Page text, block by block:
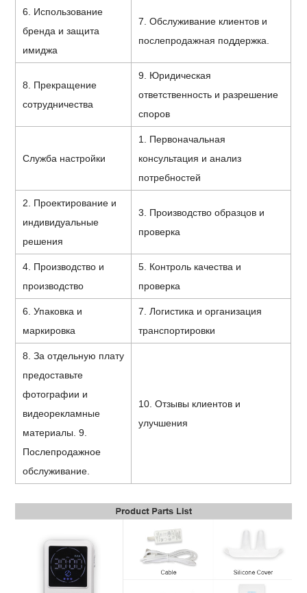
6. Использование
бренда и защита
имиджа
7. Обслуживание клиентов и
послепродажная поддержка.
8. Прекращение
сотрудничества
9. Юридическая
ответственность и разрешение
споров
Служба настройки
1. Первоначальная
консультация и анализ
потребностей
2. Проектирование и
индивидуальные
решения
3. Производство образцов и
проверка
4. Производство и
производство
5. Контроль качества и
проверка
6. Упаковка и
маркировка
7. Логистика и организация
транспортировки
8. За отдельную плату
предоставьте
фотографии и
видеорекламные
материалы. 9.
Послепродажное
обслуживание.
10. Отзывы клиентов и
улучшения